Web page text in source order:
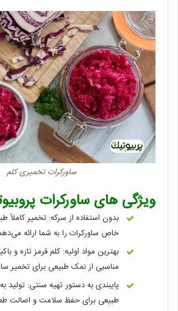
ساورکرات تخمیری کلم
ویژگی های ساورکرات
بدون استفاده از سرکه: تخمیر
خاص ساورکرات را به شما ارائه
بهترین مواد اولیه: کلم قرمز تازه و
مناسبی از نمک طبیعی برای تخمیر
پایبندی به دستور تهیه سنتی:
طبیعی برای حفظ سلامت و اصالت